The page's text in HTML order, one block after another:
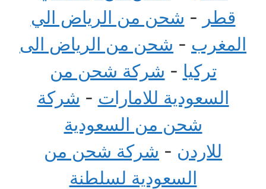
قطر - شحن من الرياض الي
المغرب - شحن من الرياض الى
تركيا - شركة شحن من
السعودية للامارات - شركة
شحن من السعودية
للاردن - شركة شحن من
السعودية لسلطنة